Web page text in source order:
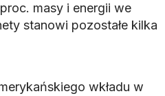
masy i energii we
stanowi pozostałe kilka
wkładu w